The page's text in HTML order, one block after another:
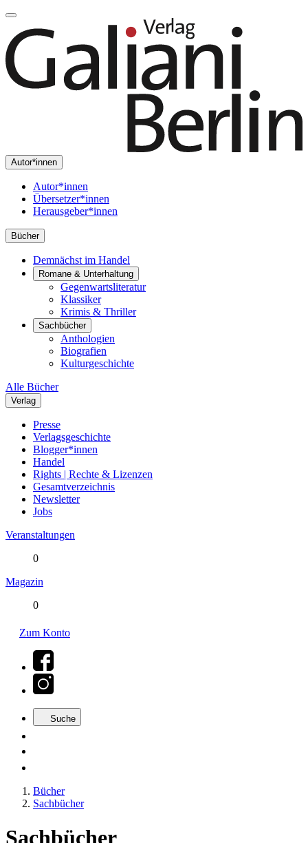
Autor*innen
Autor*innen
Übersetzer*innen
Herausgeber*innen
Bücher
Demnächst im Handel
Romane & Unterhaltung
Gegenwartsliteratur
Klassiker
Krimis & Thriller
Sachbücher
Anthologien
Biografien
Kulturgeschichte
Alle Bücher
Verlag
Presse
Verlagsgeschichte
Blogger*innen
Handel
Rights | Rechte & Lizenzen
Gesamtverzeichnis
Newsletter
Jobs
Veranstaltungen
0
Magazin
0
Zum Konto
Suche
Bücher
Sachbücher
Sachbücher